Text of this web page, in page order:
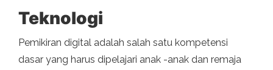
Teknologi
Pemikiran digital adalah salah satu kompetensi
dasar yang harus dipelajari anak -anak dan remaja